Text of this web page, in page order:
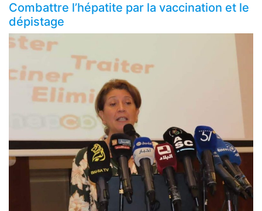
Combattre l’hépatite par la vaccination et le
dépistage